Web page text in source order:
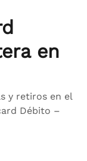
en
y retiros en el
Débito –